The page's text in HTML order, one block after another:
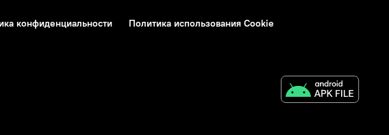
конфиденциальности
Политика использования Cookie